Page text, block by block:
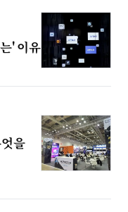
' 이유
을